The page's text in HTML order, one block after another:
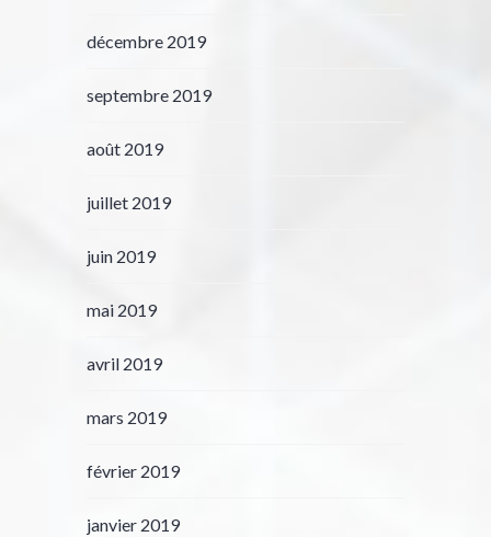
décembre 2019
septembre 2019
août 2019
juillet 2019
juin 2019
mai 2019
avril 2019
mars 2019
février 2019
janvier 2019